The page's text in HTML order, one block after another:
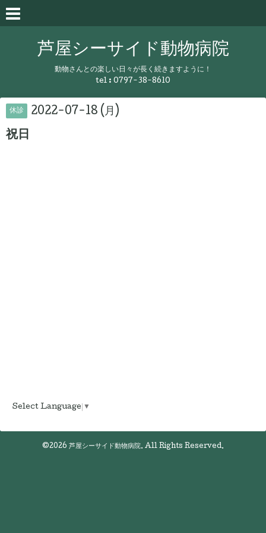
芦屋シーサイド動物病院
動物さんとの楽しい日々が長く続きますように！
tel : 0797-38-8610
休診 2022-07-18 (月)
祝日
Select Language ▼
©2026 芦屋シーサイド動物病院. All Rights Reserved.